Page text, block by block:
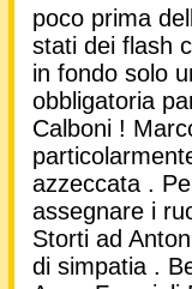
poco prima
stati dei flash
in fondo solo
obbligatoria
Calboni !
azzeccata .
assegnare i
Storti ad
di simpatia .